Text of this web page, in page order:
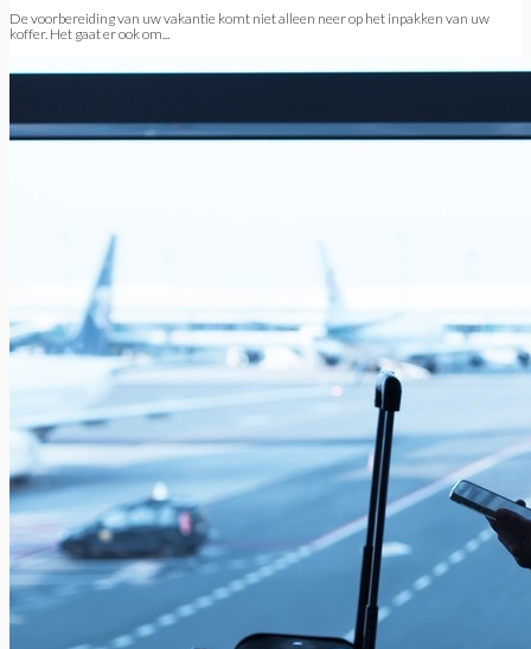
De voorbereiding van uw vakantie komt niet alleen neer op het inpakken van uw
koffer. Het gaat er ook om...